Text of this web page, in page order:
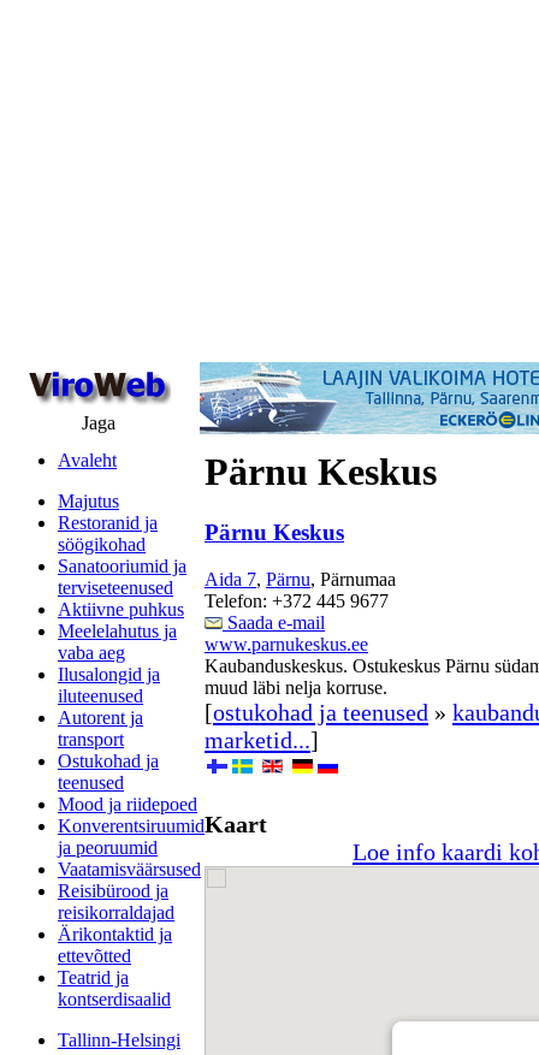
Jaga
Avaleht
Majutus
Restoranid ja
söögikohad
Sanatooriumid ja
terviseteenused
Aktiivne puhkus
Meelelahutus ja
vaba aeg
Ilusalongid ja
iluteenused
Autorent ja
transport
Ostukohad ja
teenused
Mood ja riidepoed
Konverentsiruumid
ja peoruumid
Vaatamisväärsused
Reisibürood ja
reisikorraldajad
Ärikontaktid ja
ettevõtted
Teatrid ja
kontserdisaalid
Tallinn-Helsingi
Pärnu Keskus
Pärnu Keskus
Aida 7, Pärnu, Pärnumaa
Telefon: +372 445 9677
Saada e-mail
www.parnukeskus.ee
Kaubanduskeskus. Ostukeskus Pärnu
muud läbi nelja korruse.
[ostukohad ja teenused »
marketid...]
Kaart
Loe info kaardi